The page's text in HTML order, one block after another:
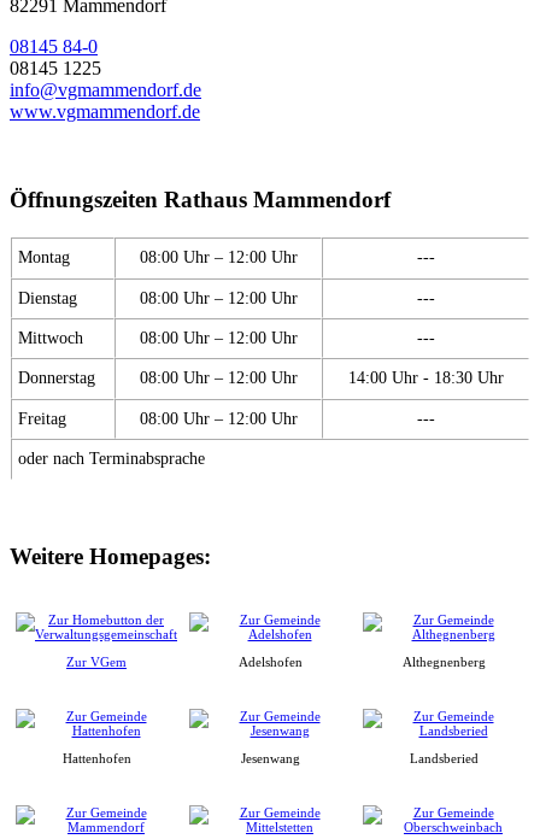
82291 Mammendorf
08145 84-0
08145 1225
info@vgmammendorf.de
www.vgmammendorf.de
Öffnungszeiten Rathaus Mammendorf
Montag 08:00 Uhr – 12:00 Uhr ---
Dienstag 08:00 Uhr – 12:00 Uhr ---
Mittwoch 08:00 Uhr – 12:00 Uhr ---
Donnerstag 08:00 Uhr – 12:00 Uhr 14:00 Uhr - 18:30 Uhr
Freitag 08:00 Uhr – 12:00 Uhr ---
oder nach Terminabsprache
Weitere Homepages:
Zur VGem Adelshofen Althegnenberg
Hattenhofen Jesenwang Landsberied